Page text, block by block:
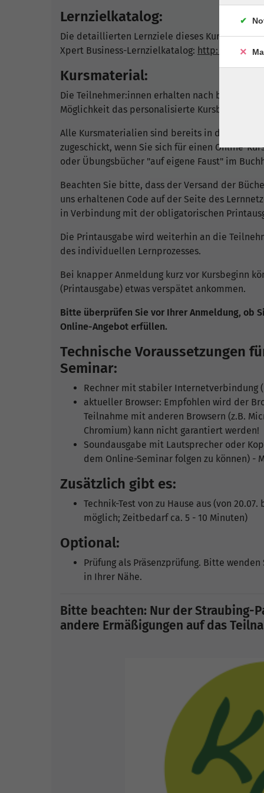
Lernzielkatalog:
Die detaillierten Lernziele dieses Kurses und
Xpert Business-Lernzielkatalog: http://
Kursmaterial:
Die Teilnehmer:innen erhalten nach
Möglichkeit das personalisierte
Alle Kursmaterialien sind bereits in der
zugeschickt, wenn Sie sich für einen Online-
oder Übungsbücher "auf eigene Faust" im
Beachten Sie bitte, dass der Versand der
uns erhaltenen Code auf der Seite des
in Verbindung mit der obligatorischen
Die Printausgabe wird weiterhin an die
des individuellen Lernprozesses.
Bei knapper Anmeldung kurz vor Kursbeginn
(Printausgabe) etwas verspätet ankommen.
Bitte überprüfen Sie vor Ihrer Anmeldung, ob
Online-Angebot erfüllen.
Technische Voraussetzungen
Seminar:
Rechner mit stabiler Internetverbindung
aktueller Browser: Empfohlen wird der
Teilnahme mit anderen Browsern (z.B.
Chromium) kann nicht garantiert werden!
Soundausgabe mit Lautsprecher oder
dem Online-Seminar folgen zu können) -
Zusätzlich gibt es:
Technik-Test von zu Hause aus (von
möglich; Zeitbedarf ca. 5 - 10 Minuten)
Optional:
Prüfung als Präsenzprüfung. Bitte
in Ihrer Nähe.
Bitte beachten: Nur der Straubing-
andere Ermäßigungen auf das